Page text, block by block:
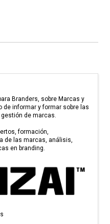
Branders, sobre Marcas y
de informar y formar sobre las
de marcas.
formación,
de las marcas, análisis,
en branding.